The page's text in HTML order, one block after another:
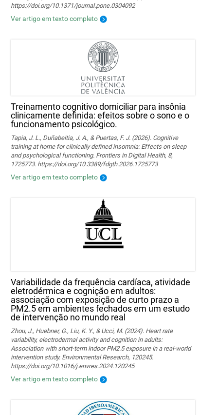
https://doi.org/10.1371/journal.pone.0304092
Ver artigo em texto completo
Treinamento cognitivo domiciliar para insônia
clinicamente definida: efeitos sobre o sono e o
funcionamento psicológico.
Tapia, J. L., Duñabeitia, J. A., & Puertas, F. J. (2026). Cognitive
training at home for clinically defined insomnia: Effects on sleep
and psychological functioning. Frontiers in Digital Health, 8,
1725773. https://doi.org/10.3389/fdgth.2026.1725773
Ver artigo em texto completo
Variabilidade da frequência cardíaca, atividade
eletrodérmica e cognição em adultos:
associação com exposição de curto prazo a
PM2.5 em ambientes fechados em um estudo
de intervenção no mundo real
Zhou, J., Huebner, G., Liu, K. Y., & Ucci, M. (2024). Heart rate
variability, electrodermal activity and cognition in adults:
Association with short-term indoor PM2.5 exposure in a real-world
intervention study. Environmental Research, 120245.
https://doi.org/10.1016/j.envres.2024.120245
Ver artigo em texto completo